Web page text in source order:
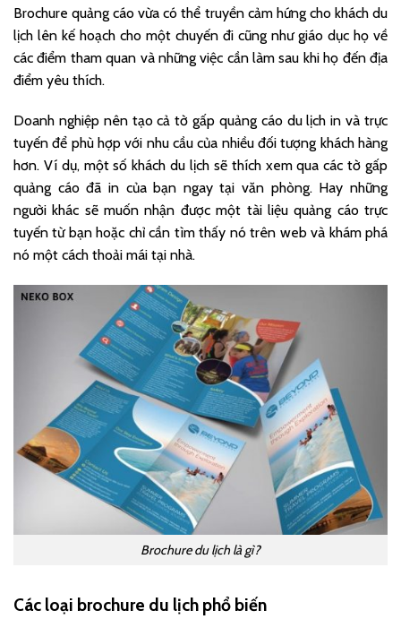
Brochure quảng cáo vừa có thể truyền cảm hứng cho khách du
lịch lên kế hoạch cho một chuyến đi cũng như giáo dục họ về
các điểm tham quan và những việc cần làm sau khi họ đến địa
điểm yêu thích.
Doanh nghiệp nên tạo cả tờ gấp quảng cáo du lịch in và trực
tuyến để phù hợp với nhu cầu của nhiều đối tượng khách hàng
hơn. Ví dụ, một số khách du lịch sẽ thích xem qua các tờ gấp
quảng cáo đã in của bạn ngay tại văn phòng. Hay những
người khác sẽ muốn nhận được một tài liệu quảng cáo trực
tuyến từ bạn hoặc chỉ cần tìm thấy nó trên web và khám phá
nó một cách thoải mái tại nhà.
Brochure du lịch là gì?
Các loại brochure du lịch phổ biến